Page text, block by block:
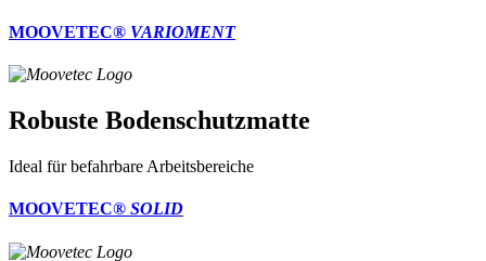
MOOVETEC® VARIOMENT
Robuste Bodenschutzmatte
Ideal für befahrbare Arbeitsbereiche
MOOVETEC® SOLID